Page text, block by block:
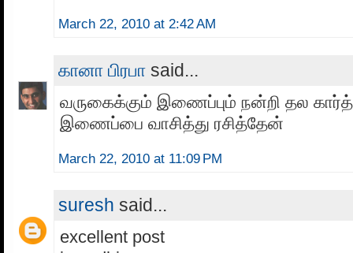
March 22, 2010 at 2:42 AM
கானா பிரபா said...
வருகைக்கும் இணைப்பும் நன்றி தல
இணைப்பை வாசித்து ரசித்தேன்
March 22, 2010 at 11:09 PM
suresh said...
excellent post